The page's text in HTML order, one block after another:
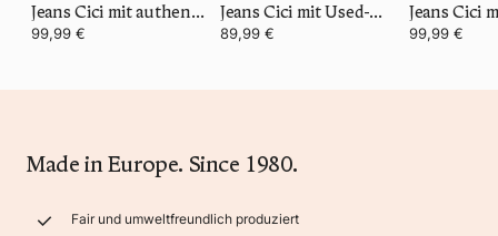
Jeans Cici mit authentischem Denim
99,99 €
Jeans Cici mit Used-Waschung
89,99 € 99,99 €
Made in Europe. Since 1980.
Fair und umweltfreundlich produziert